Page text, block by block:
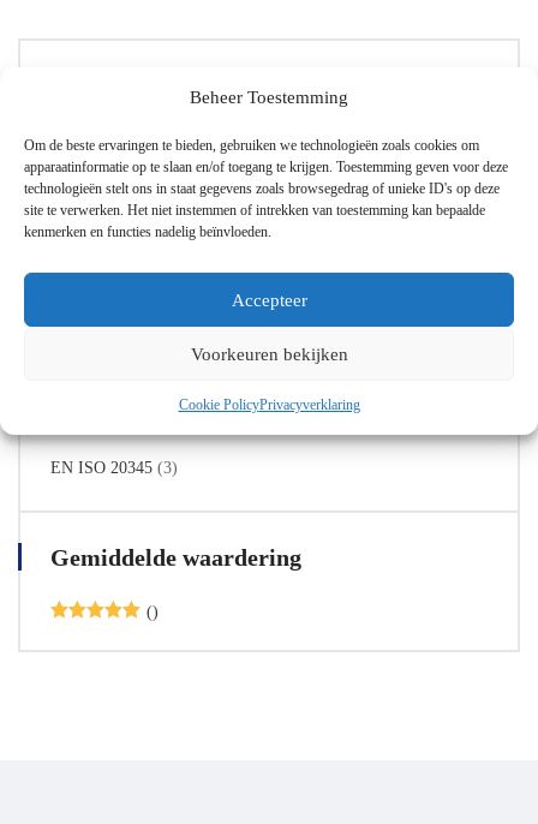
Beheer Toestemming
Om de beste ervaringen te bieden, gebruiken we technologieën zoals cookies om
apparaatinformatie op te slaan en/of toegang te krijgen. Toestemming geven voor deze
technologieën stelt ons in staat gegevens zoals browsegedrag of unieke ID's op deze
site te verwerken. Het niet instemmen of intrekken van toestemming kan bepaalde
kenmerken en functies nadelig beïnvloeden.
Accepteer
Voorkeuren bekijken
Cookie PolicyPrivacyverklaring
Productcategorieën
Algemeen laboratorium
Chemicaliën
Laboratorium glaswerk
Persoonlijke beschermingsmiddelen (PBMs)
EN ISO 20345 (3)
Gemiddelde waardering
met5van
()
varianten.
worden
gekozen
op
de
productpagina